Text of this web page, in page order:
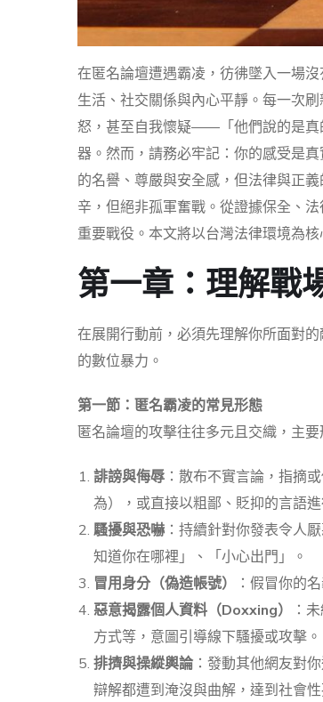
在匿名論壇遭遇霸凌，彷彿墜入一場
生活、社交關係與內心平靜。每一次
怒，甚至自我懷疑——「他們說的是真
器。然而，請務必牢記：你的感受是
的名譽、尊嚴與安全感，但法律與正
辛，但絕非孤軍奮戰。從證據保全、
重要戰役。本文將以台灣法律環境為
第一章：理解
在展開行動前，必須先理解你所面對
的數位暴力。
第一節：匿名霸凌的常見形態
匿名論壇的攻擊往往多元且交織，主要
誹謗與侮辱 ：散布不實言論，指摘
為），或直接以粗鄙、貶抑的言語
騷擾與恐嚇 ：持續針對你發表令人
知道你在哪裡」、「小心出門」。
冒用身分（偽造帳號）
：假冒你的
惡意揭露個人資料（Doxxing）
：
方式等，意圖引導線下騷擾或攻擊。
排擠與操縱輿論 ：發動其他網友對
辯解都遭到淹沒與曲解，達到社會